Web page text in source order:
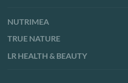
NUTRIMEA
TRUE NATURE
LR HEALTH & BEAUTY